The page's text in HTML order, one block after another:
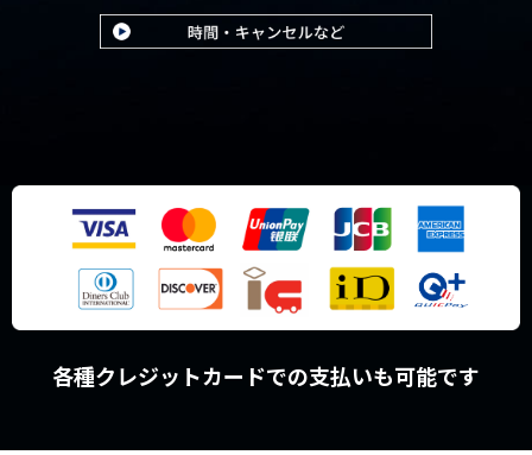
各種クレジットカードでの支払いも可能です